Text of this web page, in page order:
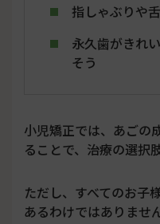
指しゃぶりや
永久歯がきれ
そう
小児矯正では、あごの
ることで、治療の選択
ただし、すべてのお子
あるわけではありませ